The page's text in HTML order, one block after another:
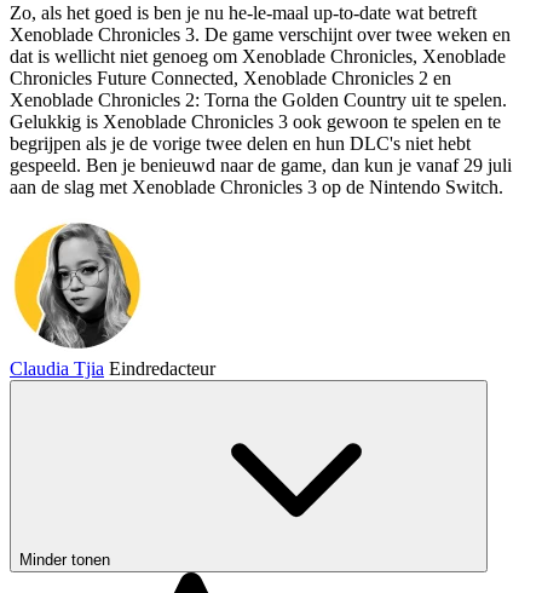
Zo, als het goed is ben je nu he-le-maal up-to-date wat betreft
Xenoblade Chronicles 3. De game verschijnt over twee weken en
dat is wellicht niet genoeg om Xenoblade Chronicles, Xenoblade
Chronicles Future Connected, Xenoblade Chronicles 2 en
Xenoblade Chronicles 2: Torna the Golden Country uit te spelen.
Gelukkig is Xenoblade Chronicles 3 ook gewoon te spelen en te
begrijpen als je de vorige twee delen en hun DLC's niet hebt
gespeeld. Ben je benieuwd naar de game, dan kun je vanaf 29 juli
aan de slag met Xenoblade Chronicles 3 op de Nintendo Switch.
Claudia Tjia Eindredacteur
Minder tonen